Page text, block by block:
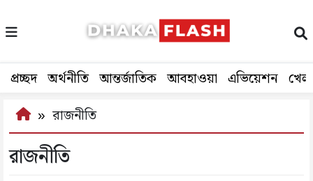
প্রচ্ছদ অর্থনীতি আন্তর্জাতিক আবহাওয়া এভিয়েশন খেলা
রাজনীতি
রাজনীতি